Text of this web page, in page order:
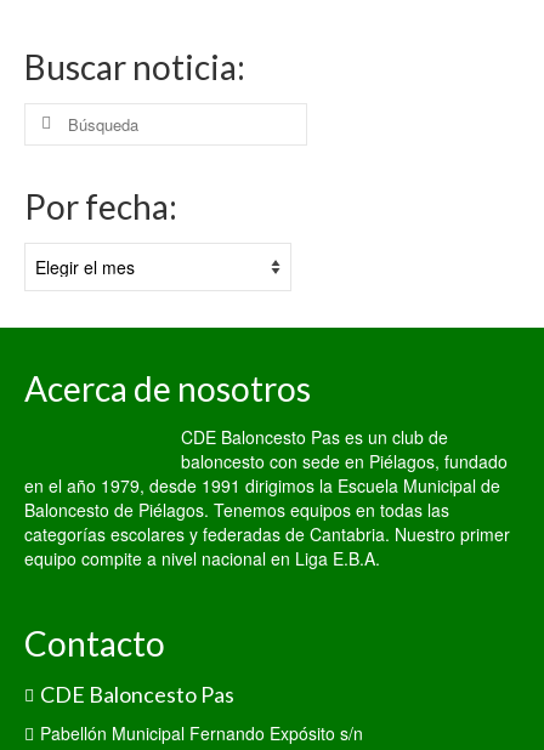
Buscar noticia:
Buscar
Por fecha:
fecha:
Acerca de nosotros
CDE Baloncesto Pas es un club de
baloncesto con sede en Piélagos, fundado
en el año 1979, desde 1991 dirigimos la Escuela Municipal de
Baloncesto de Piélagos. Tenemos equipos en todas las
categorías escolares y federadas de Cantabria. Nuestro primer
equipo compite a nivel nacional en Liga E.B.A.
Contacto
CDE Baloncesto Pas
Pabellón Municipal Fernando Expósito s/n